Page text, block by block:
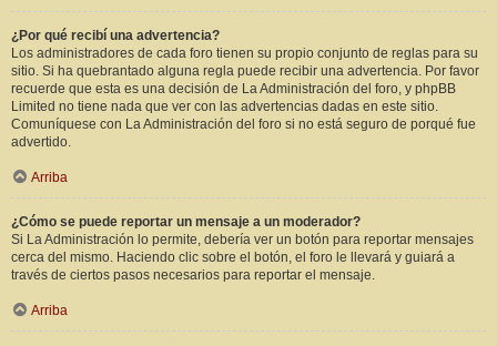
¿Por qué recibí una advertencia?
Los administradores de cada foro tienen su propio conjunto de reglas para su
sitio. Si ha quebrantado alguna regla puede recibir una advertencia. Por favor
recuerde que esta es una decisión de La Administración del foro, y phpBB
Limited no tiene nada que ver con las advertencias dadas en este sitio.
Comuníquese con La Administración del foro si no está seguro de porqué fue
advertido.
Arriba
¿Cómo se puede reportar un mensaje a un moderador?
Si La Administración lo permite, debería ver un botón para reportar mensajes
cerca del mismo. Haciendo clic sobre el botón, el foro le llevará y guiará a
través de ciertos pasos necesarios para reportar el mensaje.
Arriba